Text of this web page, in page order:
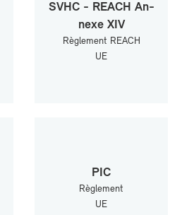
SVHC - REACH An­
nexe XIV
Rè­gle­ment REACH
UE
PIC
Rè­gle­ment
UE